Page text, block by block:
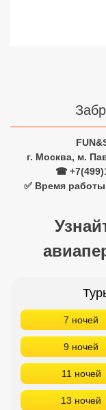
г. Москва, м.
☎
✅ Время
7 ночей
9 ночей
11 ночей
13 ночей
Сетевые отели
Сетевые отели
Сетевые отели
Сетевые отели
Сетевые отели
Сетевые отели
Сетевые отели